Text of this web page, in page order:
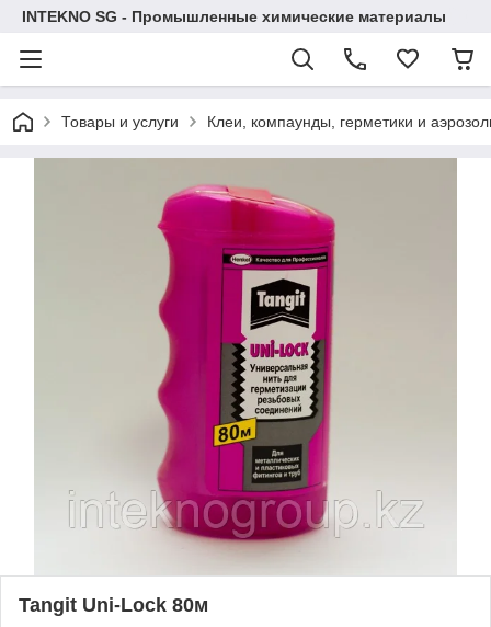
INTEKNO SG - Промышленные химические материалы
Товары и услуги Клеи, компаунды, герметики и
Tangit Uni-Lock 80м